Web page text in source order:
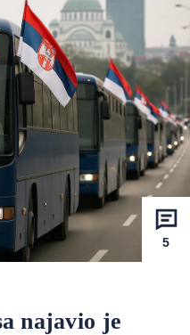
5
najavio je